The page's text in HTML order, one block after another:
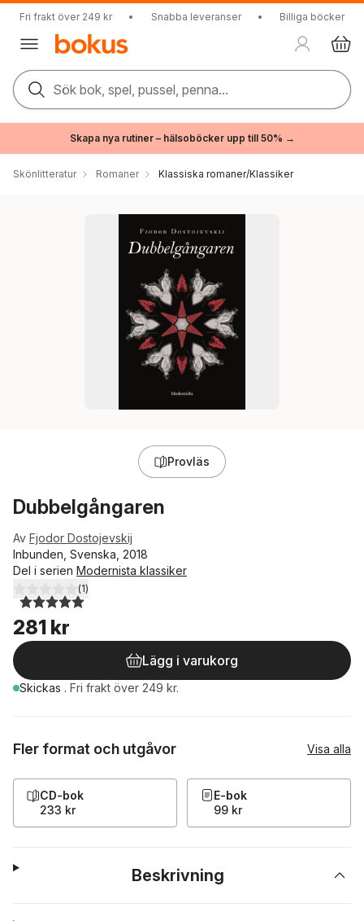
Fri frakt över 249 kr • Snabba leveranser • Billiga böcker
Sök bok, spel, pussel, penna...
Skapa nya rutiner – hälsoböcker upp till 50% →
Skönlitteratur Romaner Klassiska romaner/Klassiker
Provläs
Dubbelgångaren
Av Fjodor Dostojevskij
Inbunden, Svenska, 2018
Del i serien Modernista klassiker
5,0utav 5 stjärnor. Totalt antal röster:
(1)
281 kr
Lägg i varukorg
Skickas . Fri frakt över 249 kr.
Fler format och utgåvor Visa alla
CD-bok
233 kr
E-bok
99 kr
Beskrivning